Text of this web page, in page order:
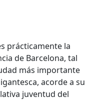
prácticamente la
de Barcelona, tal
más importante
acorde a su
juventud del